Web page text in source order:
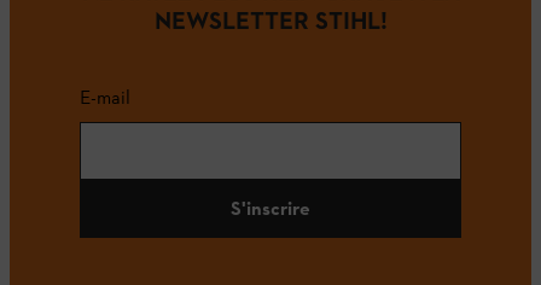
NEWSLETTER STIHL!
E-mail
S'inscrire